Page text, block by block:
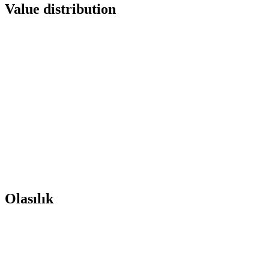
Value distribution
Olasılık